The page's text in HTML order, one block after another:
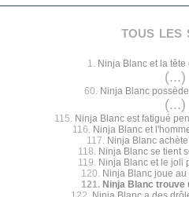
tous les
1. Ninja Blanc et la tête
(...)
60. Ninja Blanc
(...)
115. Ninja Blanc est fatigué
116. Ninja Blanc et
117. Ninja Blanc
118. Ninja Blanc se tient
119. Ninja Blanc et le joli
120. Ninja Blanc joue au
121. Ninja Blanc trouve